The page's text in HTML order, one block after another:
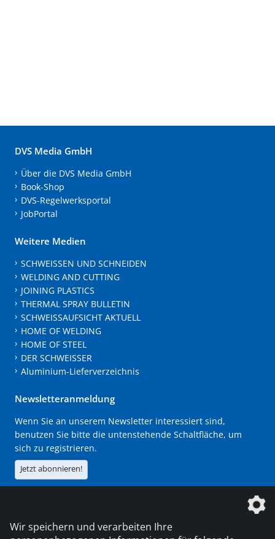
DVS Media GmbH
Über die DVS Media GmbH
Book-Shop
DVS-Regelwerksportal
JobPortal
Weitere Medien
SCHWEISSEN UND SCHNEIDEN
WELDING AND CUTTING
JOINING PLASTICS
THERMAL SPRAY BULLETIN
SCHWEISSAUFSICHT AKTUELL
HOME OF WELDING
HOME OF STEEL
DER SCHWEISSER
Aluminium-Lieferverzeichnis
Newsletteranmeldung
Wenn Sie an unserem Newsletter interessiert sind,
benutzen Sie bitte die untenstehende Schaltfläche, um
sich zu registrieren.
Jetzt abonnieren!
Die DVS Media GmbH ist ein Unternehmen der
Wir speichern und verarbeiten Ihre